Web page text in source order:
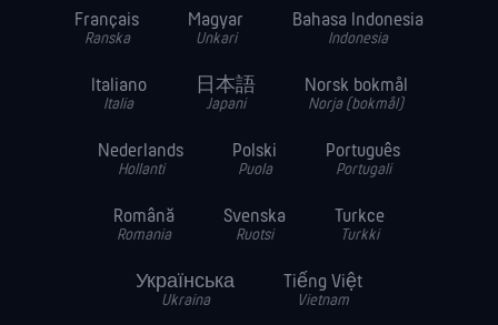
Français
Ranska
Magyar
Unkari
Bahasa Indonesia
Indonesia
Italiano
Italia
日本語
Japani
Norsk bokmål
Norja (bokmål)
Nederlands
Hollanti
Polski
Puola
Português
Portugali
Română
Romania
Svenska
Ruotsi
Turkce
Turkki
Українська
Ukraina
Tiếng Việt
Vietnam